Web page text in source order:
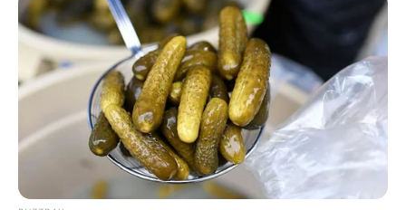
főtanácsos, valamint az Év Rendőre címet, és
átvehette a Magyar Érdemrend Lovagkeresztje
kitüntetést is. 2024-ben Kazincbarcika
Önkormányzata Pro Urbe Kazincbarcika díjat
adományozott neki. A mostani döntés nem az
egyetlen friss vezetőváltás a rendőrségen: múlt
héten Pósfai Gábor felmentette a budapesti
rendőrfőnököt is, a BRFK új vezetője Baricska